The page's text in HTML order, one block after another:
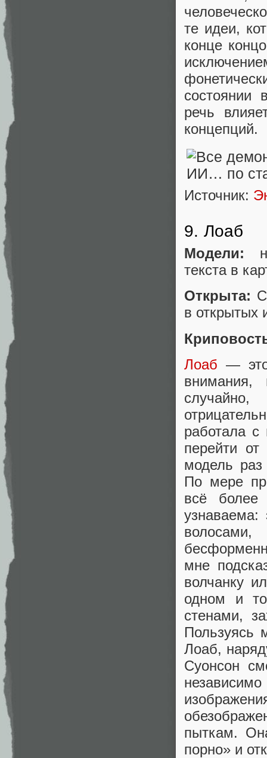
те идеи,
конце
состоянии
речь
концепций.
Источник:
9. Лоаб
Модели:
текста в
Открыта:
в открытых
Лоаб — это
внимания,
работала с
перейти
модель
По мере
всё
мне
волчанку
одном и
стенами,
Пользуясь
Лоаб,
Суонсон
пыткам.
порно» и